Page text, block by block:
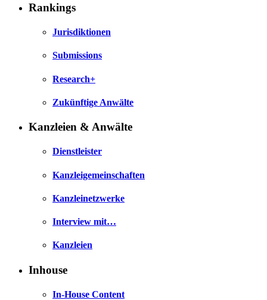
Rankings
Jurisdiktionen
Submissions
Research+
Zukünftige Anwälte
Kanzleien & Anwälte
Dienstleister
Kanzleigemeinschaften
Kanzleinetzwerke
Interview mit…
Kanzleien
Inhouse
In-House Content